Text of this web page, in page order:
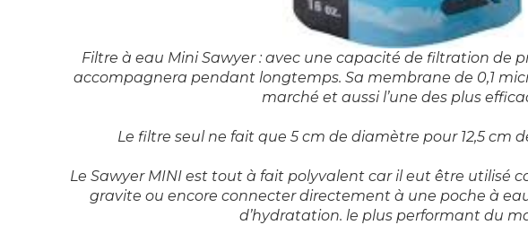
Filtre à eau Mini Sawyer : avec une capacité de filtration de
accompagnera pendant longtemps. Sa membrane de 0,1
marché et aussi l’une des plus
Le filtre seul ne fait que 5 cm de diamètre pour 12,5 cm
Le Sawyer MINI est tout à fait polyvalent car il eut être utilisé
gravite ou encore connecter directement à une poche à
d’hydratation. le plus performant du